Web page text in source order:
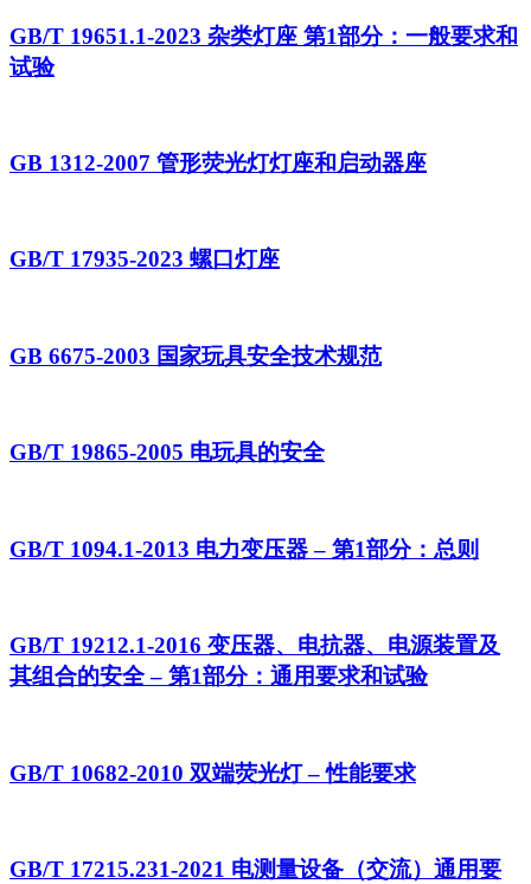
GB/T 19651.1-2023 杂类灯座 第1部分：一般要求和
试验
GB 1312-2007 管形荧光灯灯座和启动器座
GB/T 17935-2023 螺口灯座
GB 6675-2003 国家玩具安全技术规范
GB/T 19865-2005 电玩具的安全
GB/T 1094.1-2013 电力变压器 – 第1部分：总则
GB/T 19212.1-2016 变压器、电抗器、电源装置及
其组合的安全 – 第1部分：通用要求和试验
GB/T 10682-2010 双端荧光灯 – 性能要求
GB/T 17215.231-2021 电测量设备（交流）通用要